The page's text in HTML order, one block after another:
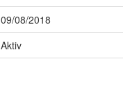
09/08/2018
Aktiv